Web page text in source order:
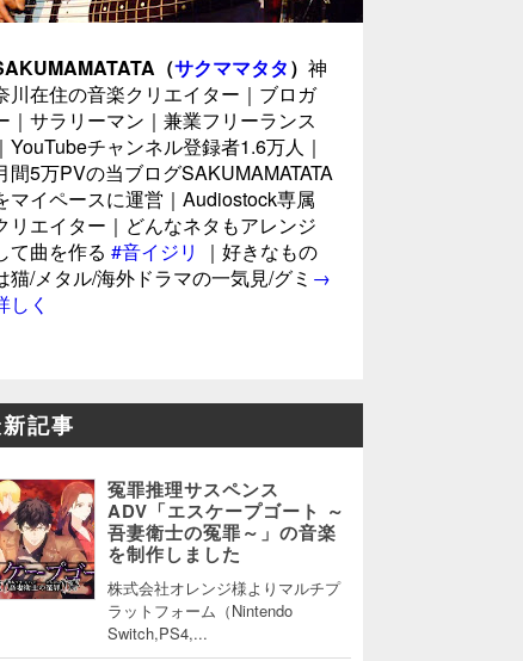
（サクママタタ） 神
川在住の音楽クリエイター｜ブロガ
｜サラリーマン｜兼業フリーランス
｜YouTubeチャンネル登録者1.6万人｜
間5万PVの当ブログSAKUMAMATATA
マイペースに運営｜Audiostock専属
リエイター｜どんなネタもアレンジ
て曲を作る #音イジリ
｜好きなもの
猫/メタル/海外ドラマの一気見/グミ →
しく
記事
冤罪推理サスペンス
ADV「エスケープゴート ～
吾妻衛士の冤罪～」の音楽
を制作しました
株式会社オレンジ様よりマルチプ
ラットフォーム（Nintendo
Switch,PS4,...